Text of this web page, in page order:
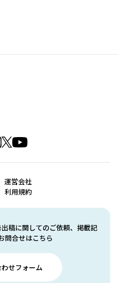
稿に関してのご依頼、掲載記
問合せはこちら
せフォーム
運営会社
利用規約